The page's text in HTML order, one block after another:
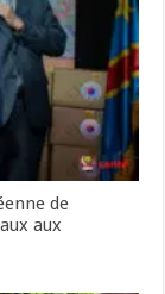
de
aux